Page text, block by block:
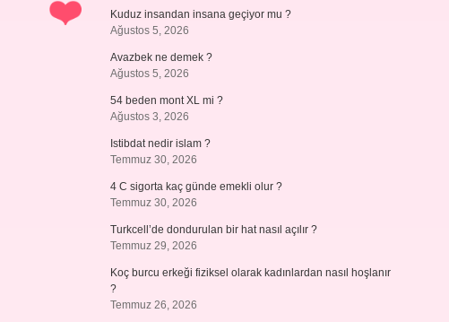
Kuduz insandan insana geçiyor mu ?
Ağustos 5, 2026
Avazbek ne demek ?
Ağustos 5, 2026
54 beden mont XL mi ?
Ağustos 3, 2026
Istibdat nedir islam ?
Temmuz 30, 2026
4 C sigorta kaç günde emekli olur ?
Temmuz 30, 2026
Turkcell’de dondurulan bir hat nasıl açılır ?
Temmuz 29, 2026
Koç burcu erkeği fiziksel olarak kadınlardan nasıl hoşlanır
?
Temmuz 26, 2026